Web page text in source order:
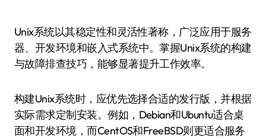
Unix系统以其稳定性和灵活性著称，广泛应用于服务
器、开发环境和嵌入式系统中。掌握Unix系统的构建
与故障排查技巧，能够显著提升工作效率。
构建Unix系统时，应优先选择合适的发行版，并根据
实际需求定制安装。例如，Debian和Ubuntu适合桌
面和开发环境，而CentOS和FreeBSD则更适合服务